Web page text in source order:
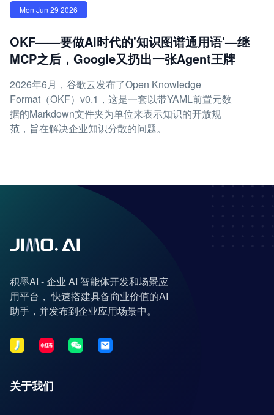
Mon Jun 29 2026
OKF——要做AI时代的'知识图谱通用语'—继
MCP之后，Google又扔出一张Agent王牌
2026年6月，谷歌云发布了Open Knowledge
Format（OKF）v0.1，这是一套以带YAML前置元数
据的Markdown文件夹为单位来表示知识的开放规
范，旨在解决企业知识分散的问题。
积墨AI - 企业 AI 智能体开发和场景应
用平台， 快速搭建具备商业价值的AI
助手，并发布到企业应用场景中。
关于我们